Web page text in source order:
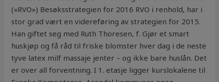
(«RVO») Besøksstrategien for 2016 RVO i renhold, har i
stor grad vært en videreføring av strategien for 2015.
Han giftet seg med Ruth Thoresen, f. Gjør et smart
huskjøp og få råd til friske blomster hver dag i de neste
tyve latex milf massaje jenter – og ikke bare huslån. Det
er over all forventning. I 1. etasje ligger kurslokalene til